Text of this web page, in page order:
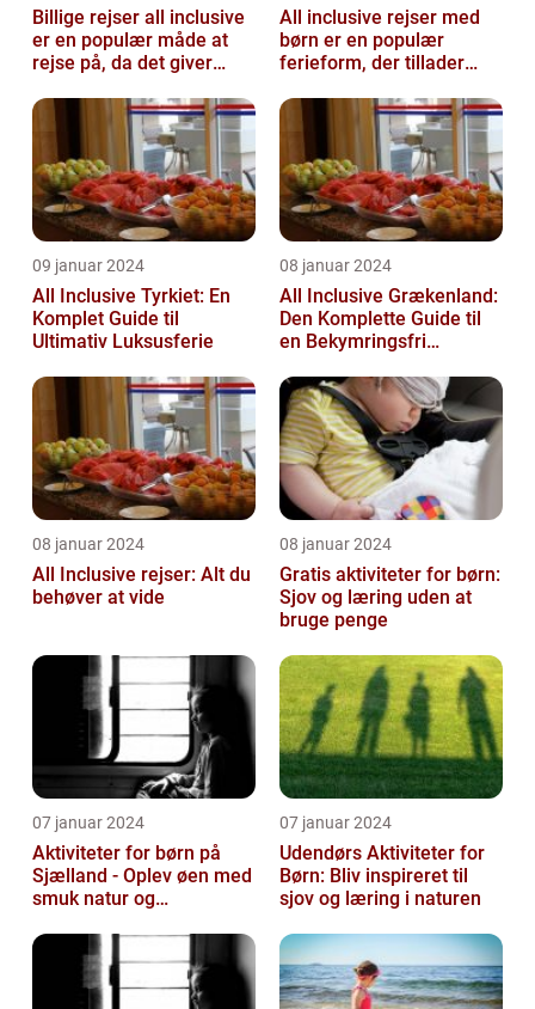
Billige rejser all inclusive
er en populær måde at
rejse på, da det giver
ko...
All inclusive rejser med
børn er en populær
ferieform, der tillader
afslappende ...
09 januar 2024
All Inclusive Tyrkiet: En
Komplet Guide til
Ultimativ Luksusferie
08 januar 2024
All Inclusive Grækenland:
Den Komplette Guide til
en Bekymringsfri
08 januar 2024
All Inclusive rejser: Alt du
behøver at vide
08 januar 2024
Gratis aktiviteter for børn:
Sjov og læring uden at
bruge penge
07 januar 2024
Aktiviteter for børn på
Sjælland - Oplev øen med
smuk natur og
07 januar 2024
Udendørs Aktiviteter for
Børn: Bliv inspireret til
sjov og læring i naturen